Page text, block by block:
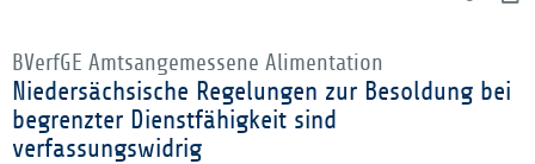
BVerfGE Amtsangemessene Alimentation
Niedersächsische Regelungen zur Besoldung bei
begrenzter Dienstfähigkeit sind
verfassungswidrig